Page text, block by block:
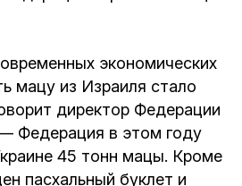
экономических
мацу из Израиля стало
директор Федерации
Федерация в этом году
45 тонн мацы. Кроме
пасхальный буклет и